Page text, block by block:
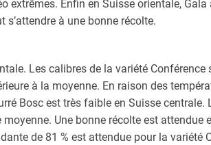
extrêmes. Enfin en Suisse orientale,
à une bonne récolte.
Les calibres de la variété Conférence
à la moyenne. En raison des
Bosc est très faible en Suisse centrale.
Une bonne récolte est attendue
de 81 % est attendue pour la variété